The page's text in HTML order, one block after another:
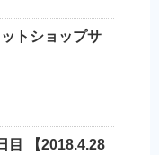
トショップサ
目 【2018.4.28